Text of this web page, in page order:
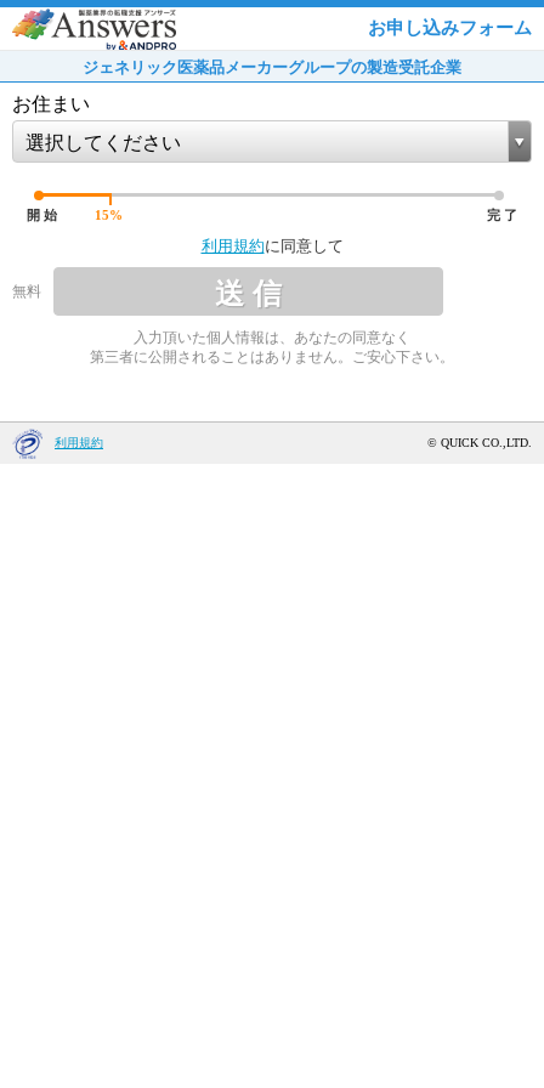
お申し込みフォーム
ジェネリック医薬品メーカーグループの製造受託企業
お住まい
選択してください
開 始 15% 完 了
利用規約に同意して
無料 送 信
入力頂いた個人情報は、あなたの同意なく
第三者に公開されることはありません。ご安心下さい。
利用規約 © QUICK CO.,LTD.